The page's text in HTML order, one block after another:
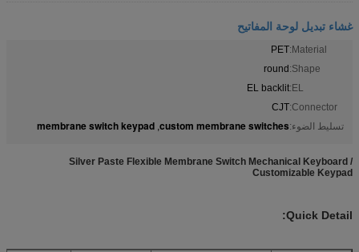
غشاء تبديل لوحة المفاتيح
Material:
PET
Shape:
round
EL:
EL backlit
Connector:
CJT
تسليط الضوء:custom membrane switches
,
membrane switch keypad
Silver Paste Flexible Membrane Switch Mechanical Keyboard /
Customizable Keypad
Quick Detail: